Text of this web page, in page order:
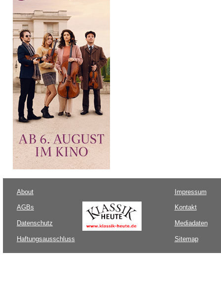
About
AGBs
Datenschutz
Haftungsausschluss
Impressum
Kontakt
Mediadaten
Sitemap